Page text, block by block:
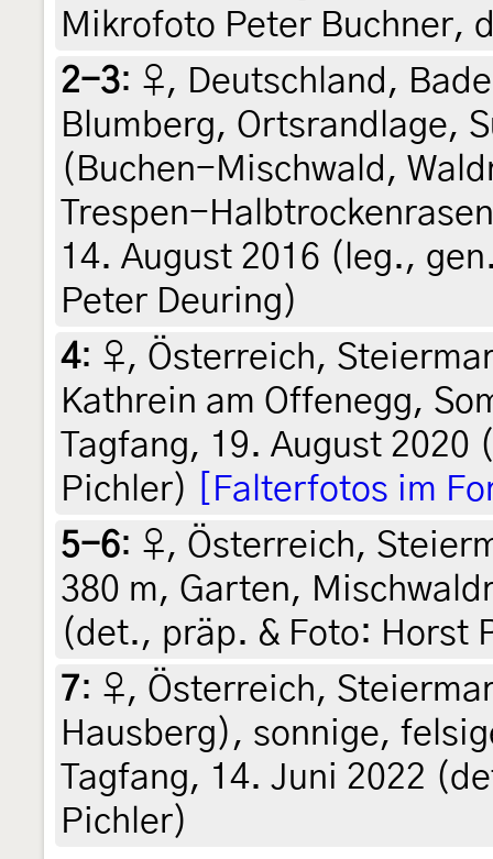
Mikrofoto Peter Buchner,
2-3: ♀, Deutschland,
Blumberg, Ortsrandlage,
(Buchen-Mischwald,
Trespen-
14. August 2016 (leg.,
Peter Deuring)
4: ♀, Österreich,
Kathrein am Offenegg,
Tagfang, 19. August
Pichler)
[Falterfotos im
5-6: ♀, Österreich,
380 m, Garten,
(det., präp. & Foto: Horst
7: ♀, Österreich,
Hausberg), sonnige,
Tagfang, 14. Juni 2022
Pichler)